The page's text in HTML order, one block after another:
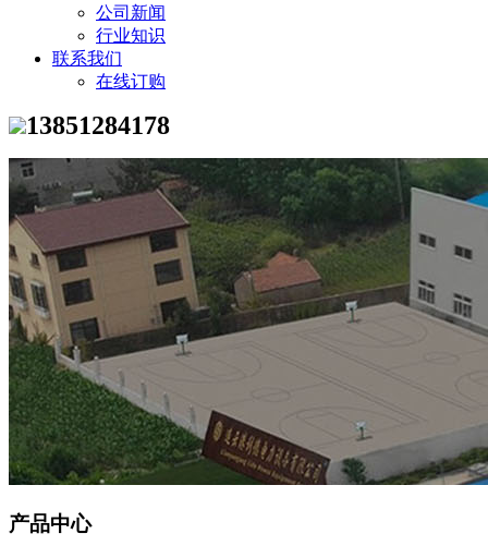
公司新闻
行业知识
联系我们
在线订购
13851284178
产品中心